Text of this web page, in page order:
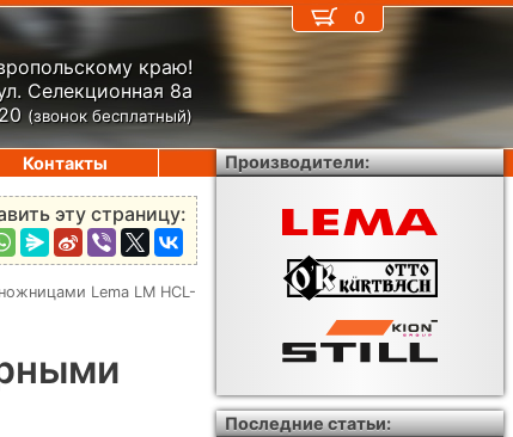
краю!
Селекционная 8а
(звонок бесплатный)
эту страницу:
Lema LM HCL-
0
Контакты Производители:
Последние статьи: